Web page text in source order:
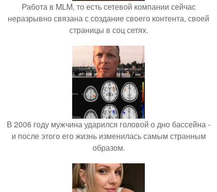
Работа в MLM, то есть сетевой компании сейчас
неразрывно связана с создание своего контента, своей
страницы в соц сетях.
В 2006 году мужчина ударился головой о дно бассейна -
и после этого его жизнь изменилась самым странным
образом.